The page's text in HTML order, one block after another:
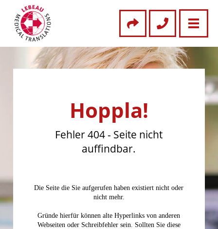
Hoppla!
Fehler 404 - Seite nicht
auffindbar.
Die Seite die Sie aufgerufen haben existiert nicht oder
nicht mehr.
Gründe hierfür können alte Hyperlinks von anderen
Webseiten oder Schreibfehler sein. Sollten Sie diese